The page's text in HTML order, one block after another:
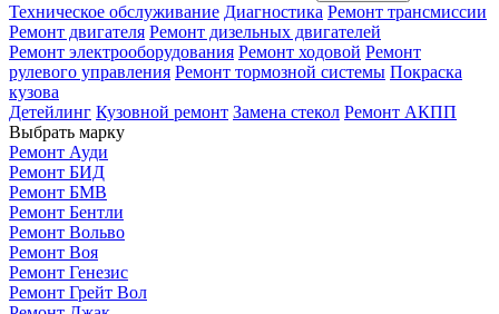
Техническое обслуживание Диагностика Ремонт трансмиссии
Ремонт двигателя Ремонт дизельных двигателей
Ремонт электрооборудования Ремонт ходовой Ремонт
рулевого управления Ремонт тормозной системы Покраска
кузова
Детейлинг Кузовной ремонт Замена стекол Ремонт АКПП
Выбрать марку
Ремонт Ауди
Ремонт БИД
Ремонт БМВ
Ремонт Бентли
Ремонт Вольво
Ремонт Воя
Ремонт Генезис
Ремонт Грейт Вол